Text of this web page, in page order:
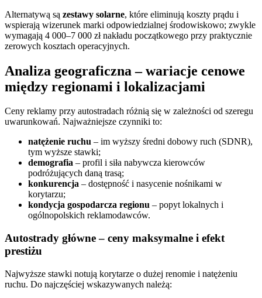
Alternatywą są zestawy solarne, które eliminują koszty prądu i
wspierają wizerunek marki odpowiedzialnej środowiskowo; zwykle
wymagają 4 000–7 000 zł nakładu początkowego przy praktycznie
zerowych kosztach operacyjnych.
Analiza geograficzna – wariacje cenowe
między regionami i lokalizacjami
Ceny reklamy przy autostradach różnią się w zależności od szeregu
uwarunkowań. Najważniejsze czynniki to:
natężenie ruchu – im wyższy średni dobowy ruch (SDNR),
tym wyższe stawki;
demografia – profil i siła nabywcza kierowców
podróżujących daną trasą;
konkurencja – dostępność i nasycenie nośnikami w
korytarzu;
kondycja gospodarcza regionu – popyt lokalnych i
ogólnopolskich reklamodawców.
Autostrady główne – ceny maksymalne i efekt
prestiżu
Najwyższe stawki notują korytarze o dużej renomie i natężeniu
ruchu. Do najczęściej wskazywanych należą: